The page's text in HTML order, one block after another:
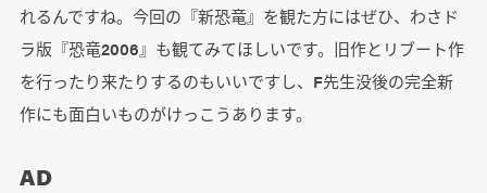
れるんですね。今回の『新恐竜』を観た方にはぜひ、わさド
ラ版『恐竜2006』も観てみてほしいです。旧作とリブート作
を行ったり来たりするのもいいですし、F先生没後の完全新
作にも面白いものがけっこうあります。
AD